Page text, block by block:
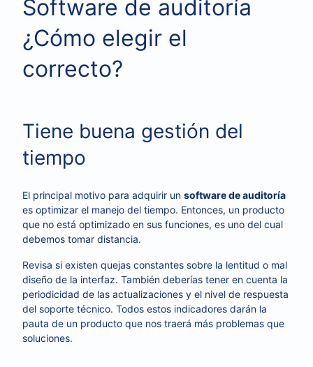
Software de auditoría
¿Cómo elegir el
correcto?
Tiene buena gestión del
tiempo
El principal motivo para adquirir un software de auditoría
es optimizar el manejo del tiempo. Entonces, un producto
que no está optimizado en sus funciones, es uno del cual
debemos tomar distancia.
Revisa si existen quejas constantes sobre la lentitud o mal
diseño de la interfaz. También deberías tener en cuenta la
periodicidad de las actualizaciones y el nivel de respuesta
del soporte técnico. Todos estos indicadores darán la
pauta de un producto que nos traerá más problemas que
soluciones.